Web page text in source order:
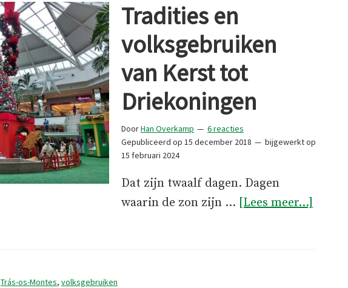
Tradities en
volksgebruiken
van Kerst tot
Driekoningen
DoorHan Overkamp
6 reacties
Gepubliceerd op 15 december 2018
bijgewerkt op
15 februari 2024
Dat zijn twaalf dagen. Dagen
waarin de zon zijn … [Lees meer...]
Trás-os-Montes, volksgebruiken